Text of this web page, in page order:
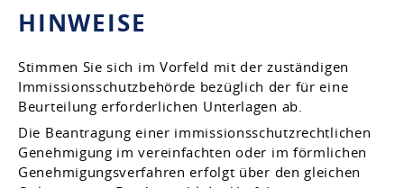
HINWEISE
Stimmen Sie sich im Vorfeld mit der zuständigen
Immissionsschutzbehörde bezüglich der für eine
Beurteilung erforderlichen Unterlagen ab.
Die Beantragung einer immissionsschutzrechtlichen
Genehmigung im vereinfachten oder im förmlichen
Genehmigungsverfahren erfolgt über den gleichen